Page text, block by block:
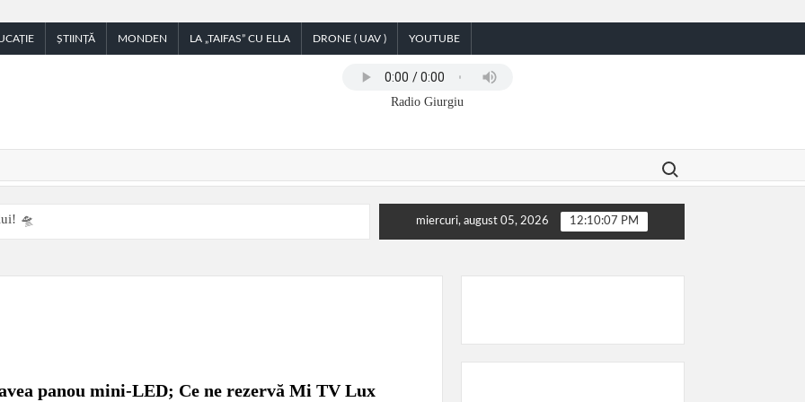
ȘTIINȚĂ MONDEN LA „TAIFAS” CU ELLA DRONE ( UAV ) YOUTUBE
Radio Giurgiu
Search for:
🛸
de festival transfrontalier
tip browser bazate pe Chromium
miercuri, august 05, 2026 12:10:07 PM
panou mini-LED; Ce ne rezervă Mi TV Lux